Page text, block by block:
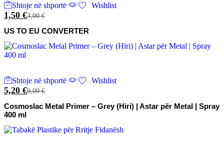
Shtoje në shportë Wishlist
1,50 €3,00€
US TO EU CONVERTER
Shtoje në shportë Wishlist
5,20 €9,09€
Cosmoslac Metal Primer – Grey (Hiri) | Astar për Metal | Spray
400 ml